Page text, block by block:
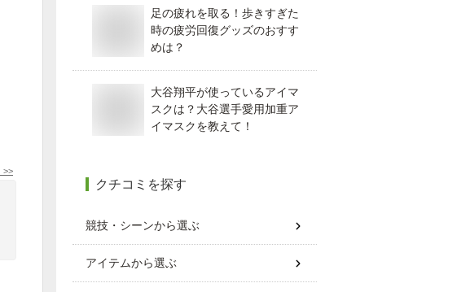
>>
足の疲れを取る！歩きすぎた
時の疲労回復グッズのおすす
めは？
大谷翔平が使っているアイマ
スクは？大谷選手愛用加重ア
イマスクを教えて！
クチコミを探す
競技・シーンから選ぶ
アイテムから選ぶ